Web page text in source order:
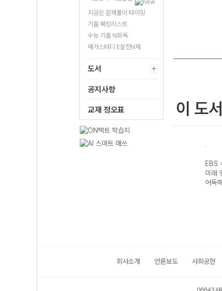
지금은 문제풀이 타이밍
기출 북킷리스트
수능 기출 N회독
메가스터디 E실전N제
도서
공지사항
교재 정오표 이 도
EBS
미래
어독
회사소개 언론보도 사회공헌